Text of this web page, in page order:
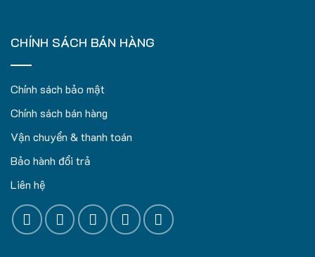
CHÍNH SÁCH BÁN HÀNG
Chính sách bảo mật
Chính sách bán hàng
Vận chuyển & thanh toán
Bảo hành đổi trả
Liên hệ